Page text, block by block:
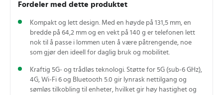
Fordeler med dette produktet
Kompakt og lett design. Med en høyde på 131,5 mm, en
bredde på 64,2 mm og en vekt på 140 g er telefonen lett
nok til å passe i lommen uten å være påtrengende, noe
som gjør den ideell for daglig bruk og mobilitet.
Kraftig 5G‑ og trådløs teknologi. Støtte for 5G (sub‑6 GHz),
4G, Wi‑Fi 6 og Bluetooth 5.0 gir lynrask nettilgang og
sømløs tilkobling til enheter, hvilket gir høy hastighet og